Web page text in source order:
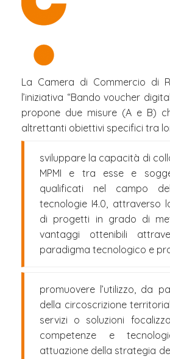
La Camera di Commercio di
l’iniziativa “Bando voucher
propone due misure (A e B)
altrettanti obiettivi specifici tra
sviluppare la capacità di
MPMI e tra esse e
qualificati nel campo
tecnologie I4.0, attraverso
di progetti in grado di
vantaggi ottenibili
paradigma tecnologico e
promuovere l’utilizzo, da
della circoscrizione
servizi o soluzioni
competenze e
attuazione della strategia